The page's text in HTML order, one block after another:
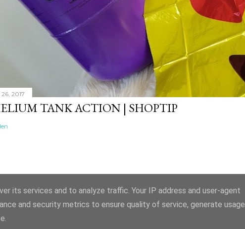
2017
TANK ACTION | SHOPTIP
Mogelijk gemaakt door Blogger
HAPPY THINGZ
its services and to analyze traffic. Your IP address and user-agent
and security metrics to ensure quality of service, generate usage